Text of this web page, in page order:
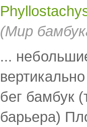
(Мир
...
бег бамбук
барьера)